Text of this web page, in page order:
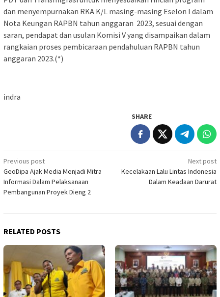
dan menyempurnakan RKA K/L masing-masing Eselon I dalam
Nota Keungan RAPBN tahun anggaran 2023, sesuai dengan
saran, pendapat dan usulan Komisi V yang disampaikan dalam
rangkaian proses pembicaraan pendahuluan RAPBN tahun
anggaran 2023.(*)
indra
SHARE
Post
navigation
Previous post
GeoDipa Ajak Media Menjadi Mitra
Informasi Dalam Pelaksanaan
Pembangunan Proyek Dieng 2
Next post
Kecelakaan Lalu Lintas Indonesia
Dalam Keadaan Darurat
RELATED POSTS